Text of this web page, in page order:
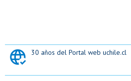
30 años del Portal web uchile.cl